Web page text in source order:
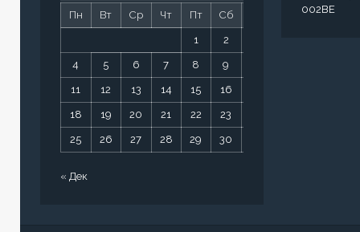
Пн Вт Ср Чт Пт Сб
1 2
4 5 6 7 8 9
11 12 13 14 15 16
18 19 20 21 22 23
25 26 27 28 29 30
« Дек
002BE